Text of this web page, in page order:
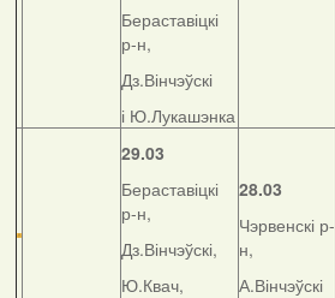
Бераставіцкі
р-н,
Дз.Вінчэўскі
і Ю.Лукашэнка
29.03
Бераставіцкі
р-н,
Дз.Вінчэўскі,
Ю.Квач,
28.03
Чэрвенскі р-
н,
А.Вінчэўскі